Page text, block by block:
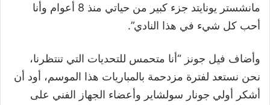
مانشستر يونايتد جزء كبير من حياتي منذ 8 أعوام وأنا
أحب كل شيء في هذا النادي”.
وأضاف فيل جونز “أنا متحمس للتحديات التي تنتظرنا،
نحن نستعد لفترة مزدحمة بالمباريات هذا الموسم، أود أن
أشكر أولي جونار سولشاير وأعضاء الجهاز الفني على